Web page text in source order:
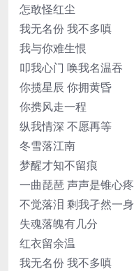
怎敢怪红尘
我无名份 我不多嗔
我与你难生恨
叩我心门 唤我名温吞
你揽星辰 你拥黄昏
你携风走一程
纵我情深 不愿再等
冬雪落江南
梦醒才知不留痕
一曲琵琶 声声是锥心疼
不觉落泪 剩我孑然一身
失魂落魄有几分
红衣留余温
我无名份 我不多嗔